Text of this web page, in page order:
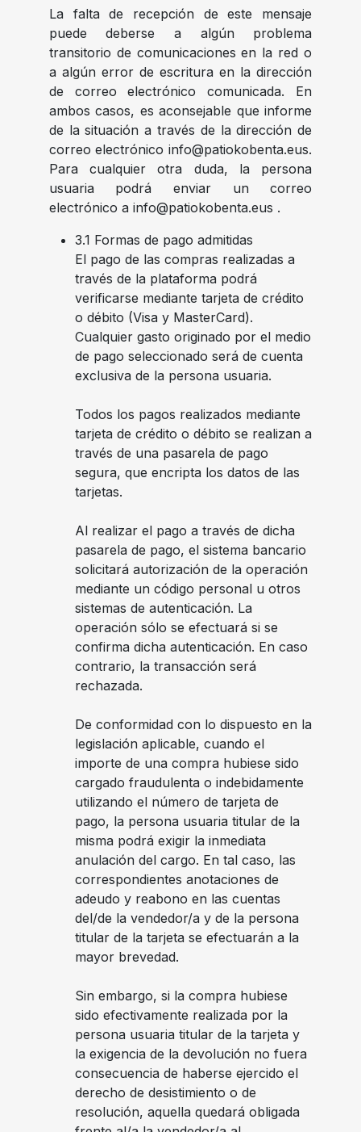
La falta de recepción de este mensaje
puede deberse a algún problema
transitorio de comunicaciones en la red o
a algún error de escritura en la dirección
de correo electrónico comunicada. En
ambos casos, es aconsejable que informe
de la situación a través de la dirección de
correo electrónicoinfo@patiokobenta.eus.
Para cualquier otra duda, la persona
usuaria podrá enviar un correo
electrónico a info@patiokobenta.eus .
3.1 Formas de pago admitidas
El pago de las compras realizadas a
través de la plataforma podrá
verificarse mediante tarjeta de crédito
o débito (Visa y MasterCard).
Cualquier gasto originado por el medio
de pago seleccionado será de cuenta
exclusiva de la persona usuaria.
Todos los pagos realizados mediante
tarjeta de crédito o débito se realizan a
través de una pasarela de pago
segura, que encripta los datos de las
tarjetas.
Al realizar el pago a través de dicha
pasarela de pago, el sistema bancario
solicitará autorización de la operación
mediante un código personal u otros
sistemas de autenticación. La
operación sólo se efectuará si se
confirma dicha autenticación. En caso
contrario, la transacción será
rechazada.
De conformidad con lo dispuesto en la
legislación aplicable, cuando el
importe de una compra hubiese sido
cargado fraudulenta o indebidamente
utilizando el número de tarjeta de
pago, la persona usuaria titular de la
misma podrá exigir la inmediata
anulación del cargo. En tal caso, las
correspondientes anotaciones de
adeudo y reabono en las cuentas
del/de la vendedor/a y de la persona
titular de la tarjeta se efectuarán a la
mayor brevedad.
Sin embargo, si la compra hubiese
sido efectivamente realizada por la
persona usuaria titular de la tarjeta y
la exigencia de la devolución no fuera
consecuencia de haberse ejercido el
derecho de desistimiento o de
resolución, aquella quedará obligada